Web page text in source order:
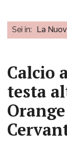
Sei in: La
Calcio
testa